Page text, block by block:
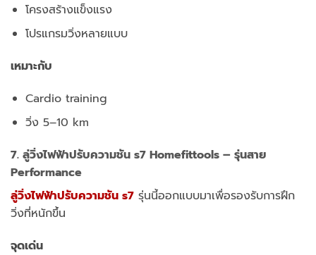
โครงสร้างแข็งแรง
โปรแกรมวิ่งหลายแบบ
เหมาะกับ
Cardio training
วิ่ง 5–10 km
7. ลู่วิ่งไฟฟ้าปรับความชัน s7 Homefittools – รุ่นสาย
Performance
ลู่วิ่งไฟฟ้าปรับความชัน s7 รุ่นนี้ออกแบบมาเพื่อรองรับการฝึก
วิ่งที่หนักขึ้น
จุดเด่น